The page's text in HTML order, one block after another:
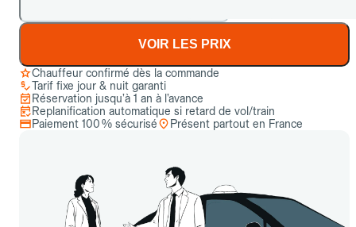
VOIR LES PRIX
Chauffeur confirmé dès la commande
Tarif fixe jour & nuit garanti
Réservation jusqu’à 1 an à l’avance
Replanification automatique si retard de vol/train
Paiement 100 % sécurisé
Présent partout en France